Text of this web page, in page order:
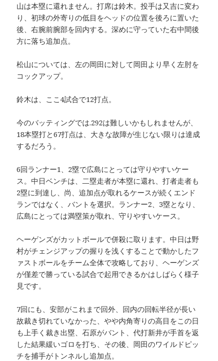
山は本塁に還れません。打席は鈴木。投手は又吉に変わ
り、初球の外寄りの低目をヘッドの位置を後ろに置いた
後、右腕前腕部を回内する。深めに守っていた右中間後
方に落ち追加点。
松山については、左の岡田に対して岡田より早く左肘を
コックアップ。
鈴木は、ここ4試合で12打点。
今のバッティングでは.292は難しいかもしれませんが、
18本塁打と67打点は、大きな故障が生じない限りは達成
するだろう。
6回ランナー1、2塁で広島にとっては守りやすいケー
ス。中日ベンチは、二塁走者が本塁に還れ、打者走者も
2塁に到達し、尚、追加点が取れるケースが続くエンド
ランではなく、バントを選択。ランナー2、3塁となり、
広島にとっては満塁策が取れ、守りやすいケース。
ヘーゲンズがカットボールで併殺に取ります。中日は野
村がチェンジアップの握りを浅くすることで動かしたフ
ァストボールをチーム全体で攻略しており、ヘーゲンズ
が僅差で勝っている試合で起用できるかはしばらく様子
見です。
7回にも、安部がこれまで回外、回内の回転半径が長い
故裁き切れていなかった、やや内角寄りの高目をこの日
も上手く裁き出塁、石原がバント、代打新井が手首を返
した結果緩いゴロを打ち、その後、岡田のワイルドピッ
チを捕手がトンネルし追加点。